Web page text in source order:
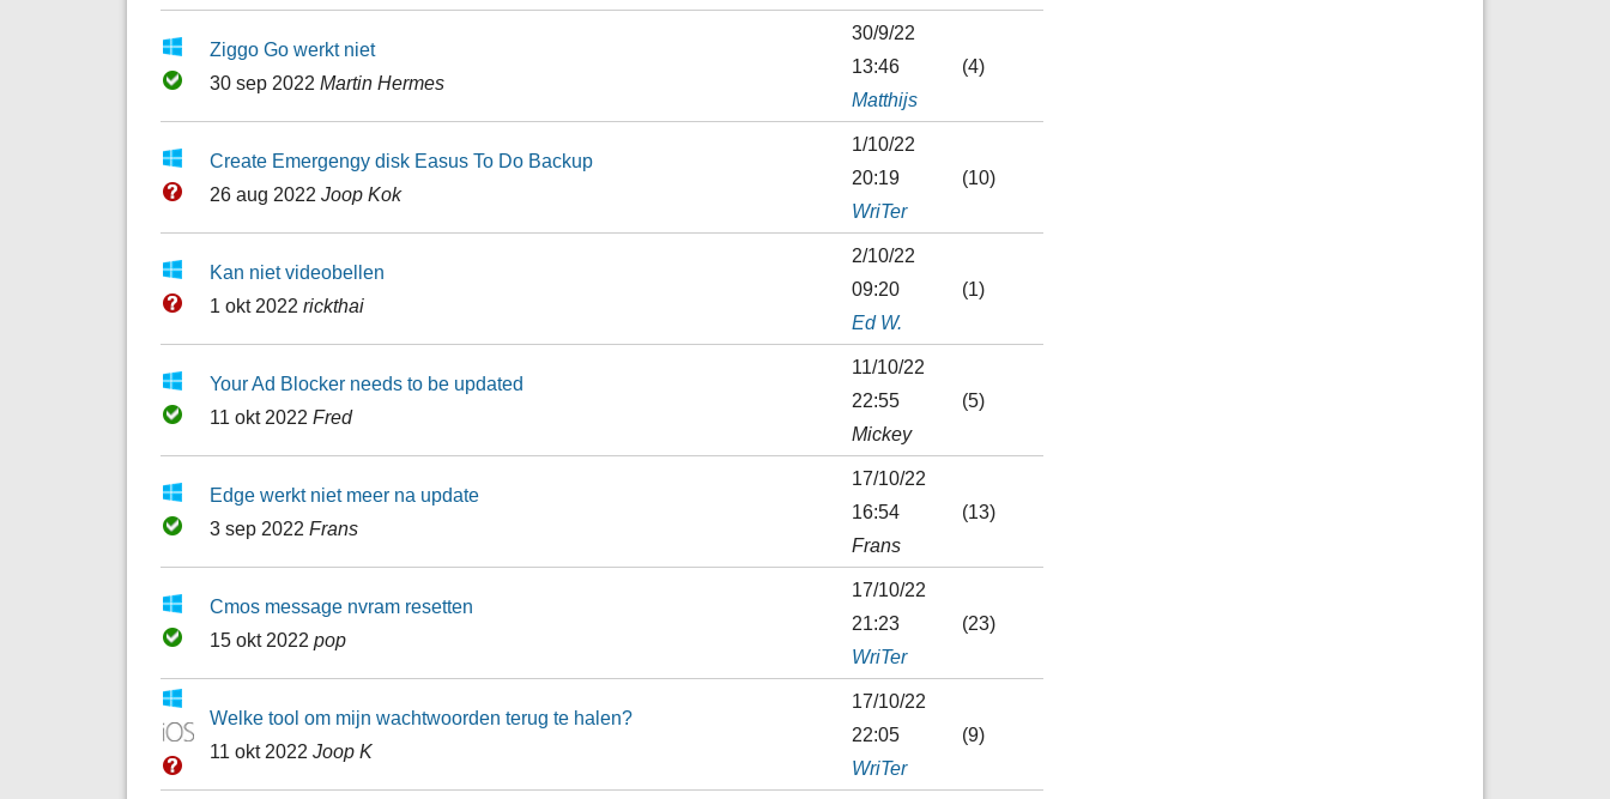
Ziggo Go werkt niet
30 sep 2022 Martin Hermes
30/9/22
13:46
Matthijs
(4)
Create Emergengy disk Easus To Do Backup
26 aug 2022 Joop Kok
1/10/22
20:19
WriTer
(10)
Kan niet videobellen
1 okt 2022 rickthai
2/10/22
09:20
Ed W.
(1)
Your Ad Blocker needs to be updated
11 okt 2022 Fred
11/10/22
22:55
Mickey
(5)
Edge werkt niet meer na update
3 sep 2022 Frans
17/10/22
16:54
Frans
(13)
Cmos message nvram resetten
15 okt 2022 pop
17/10/22
21:23
WriTer
(23)
Welke tool om mijn wachtwoorden terug te halen?
11 okt 2022 Joop K
17/10/22
22:05
WriTer
(9)